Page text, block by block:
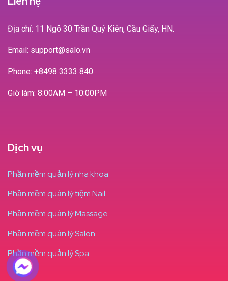
Địa chỉ: 11 Ngõ 30 Trần Quý Kiên, Cầu Giấy, HN.
Email: support@salo.vn
Phone: +8498 3333 840
Giờ làm: 8:00AM – 10:00PM
Dịch vụ
Phần mềm quản lý nha khoa
Phần mềm quản lý tiệm Nail
Phần mềm quản lý Massage
Phần mềm quản lý Salon
Phần mềm quản lý Spa